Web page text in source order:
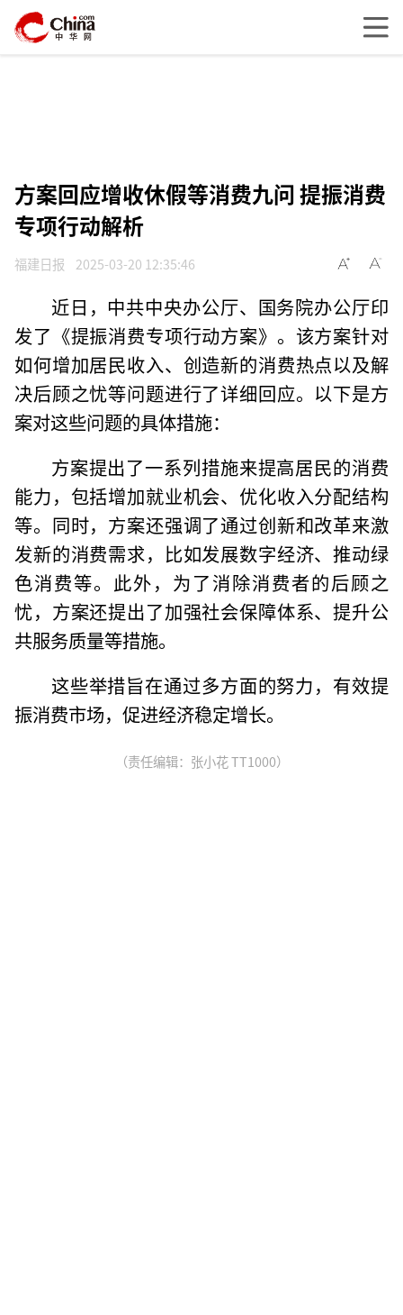
方案回应增收休假等消费九问 提振消费
专项行动解析
福建日报 2025-03-20 12:35:46
近日，中共中央办公厅、国务院办公厅印
发了《提振消费专项行动方案》。该方案针对
如何增加居民收入、创造新的消费热点以及解
决后顾之忧等问题进行了详细回应。以下是方
案对这些问题的具体措施：
方案提出了一系列措施来提高居民的消费
能力，包括增加就业机会、优化收入分配结构
等。同时，方案还强调了通过创新和改革来激
发新的消费需求，比如发展数字经济、推动绿
色消费等。此外，为了消除消费者的后顾之
忧，方案还提出了加强社会保障体系、提升公
共服务质量等措施。
这些举措旨在通过多方面的努力，有效提
振消费市场，促进经济稳定增长。
（责任编辑：张小花 TT1000）